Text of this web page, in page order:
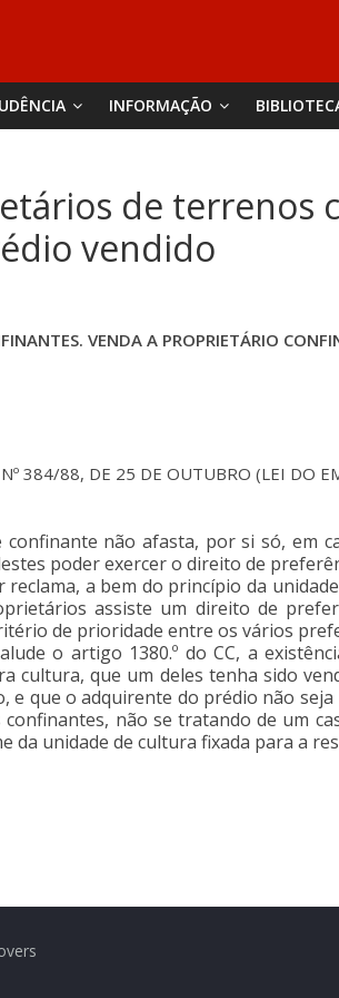
INFORMAÇÃO
de terrenos
vendido
VENDA A PROPRIETÁRIO
384/88, DE 25 DE OUTUBRO (LEI DO
não afasta, por si só, em
poder exercer o direito de
a bem do princípio da
assiste um direito de
de prioridade entre os vários
o artigo 1380.º do CC, a
cultura, que um deles tenha sido
e que o adquirente do prédio não
não se tratando de um
da unidade de cultura fixada para a